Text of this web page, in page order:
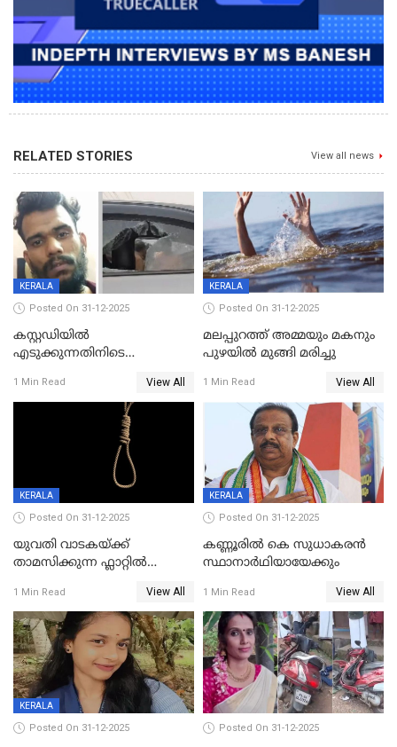
RELATED STORIES View all news
KERALA
Posted On 31-12-2025
കസ്റ്റഡിയിൽ
എടുക്കുന്നതിനിടെ
വധശ്രമക്കേസ് പ്രതി പിടിയിൽ
1 Min Read View All
KERALA
Posted On 31-12-2025
മലപ്പുറത്ത് അമ്മയും മകനും
പുഴയിൽ മുങ്ങി മരിച്ചു
1 Min Read View All
KERALA
Posted On 31-12-2025
യുവതി വാടകയ്ക്ക്
താമസിക്കുന്ന ഫ്ലാറ്റില്‍
സംഭവം കൈതപ്പൊയിലില്‍
1 Min Read View All
KERALA
Posted On 31-12-2025
കണ്ണൂരിൽ കെ സുധാകരൻ
സ്ഥാനാർഥിയായേക്കും
1 Min Read View All
KERALA
Posted On 31-12-2025 Posted On 31-12-2025